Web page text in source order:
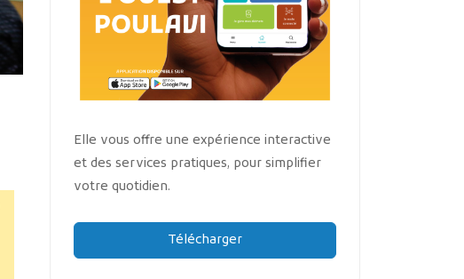
Elle vous offre une expérience interactive
et des services pratiques, pour simplifier
votre quotidien.
Télécharger